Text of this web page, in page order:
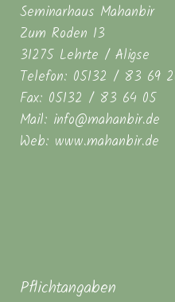
Seminarhaus Mahanbir
Zum Roden 13
31275 Lehrte / Aligse
Telefon: 05132 / 83 69
Fax: 05132 / 83 64 05
Mail: info@mahanbir.de
Web: www.mahanbir.de
Pflichtangaben